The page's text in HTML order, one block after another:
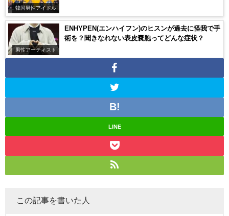
韓国男性アイドル
男性アーティスト
ENHYPEN(エンハイフン)のヒスンが過去に怪我で手
術を？聞きなれない表皮嚢胞ってどんな症状？
LINE
この記事を書いた人